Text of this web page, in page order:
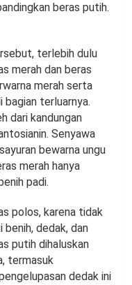
beras putih.
terlebih dulu
merah dan beras
merah serta
bagian terluarnya.
dari kandungan
Senyawa
bewarna ungu
merah hanya
padi.
polos, karena tidak
benih, dedak, dan
putih dihaluskan
termasuk
dedak ini